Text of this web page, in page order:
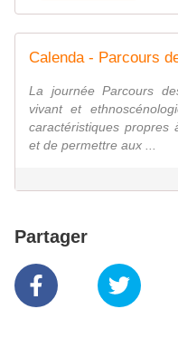
La journée Parcours
vivant et
caractéristiques propres
et de permettre aux ...
Partager